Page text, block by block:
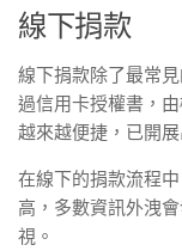
線下捐款
線下捐款除了最常
過信用卡授權書，
越來越便捷，已開
在線下的捐款流程
高，多數資訊外洩
視。